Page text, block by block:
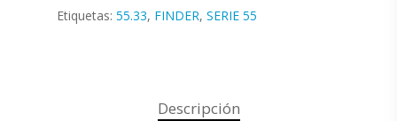
Etiquetas: 55.33, FINDER, SERIE 55
Descripción